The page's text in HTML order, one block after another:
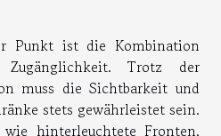
Punkt ist die Kombination
Trotz der
muss die Sichtbarkeit und
stets gewährleistet sein.
hinterleuchtete Fronten,